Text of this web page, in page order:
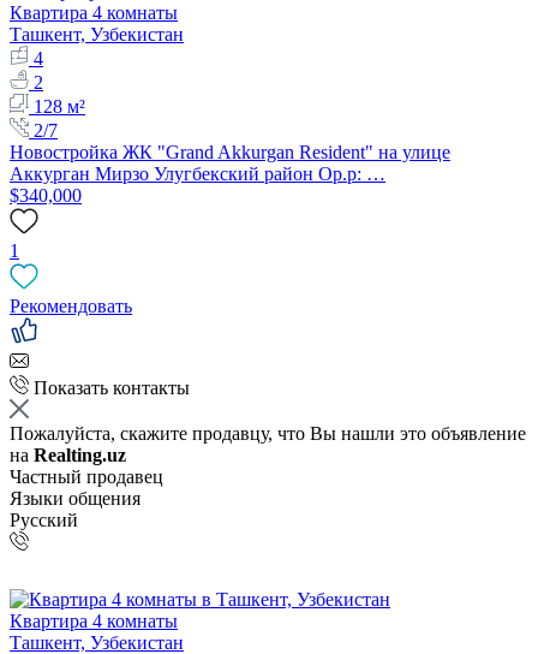
Квартира 4 комнаты
Ташкент, Узбекистан
4
2
128 м²
2/7
Новостройка ЖК "Grand Akkurgan Resident" на улице
Аккурган Мирзо Улугбекский район Ор.р: …
$340,000
1
Рекомендовать
Показать контакты
Пожалуйста, скажите продавцу, что Вы нашли это объявление
на Realting.uz
Частный продавец
Языки общения
Русский
Квартира 4 комнаты
Ташкент, Узбекистан